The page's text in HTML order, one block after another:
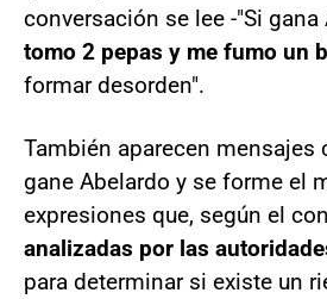
conversación se lee -"Si gana
tomo 2 pepas y me fumo un
formar desorden".
También aparecen mensajes
gane Abelardo y se forme el
expresiones que, según el
analizadas por las
para determinar si existe un